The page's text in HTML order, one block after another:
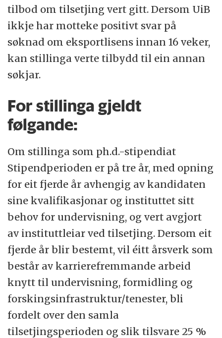
tilbod om tilsetjing vert gitt. Dersom UiB
ikkje har motteke positivt svar på
søknad om eksportlisens innan 16 veker,
kan stillinga verte tilbydd til ein annan
søkjar.
For stillinga gjeldt
følgande:
Om stillinga som ph.d.-stipendiat
Stipendperioden er på tre år, med opning
for eit fjerde år avhengig av kandidaten
sine kvalifikasjonar og instituttet sitt
behov for undervisning, og vert avgjort
av instituttleiar ved tilsetjing. Dersom eit
fjerde år blir bestemt, vil éitt årsverk som
består av karrierefremmande arbeid
knytt til undervisning, formidling og
forskingsinfrastruktur/tenester, bli
fordelt over den samla
tilsetjingsperioden og slik tilsvare 25 %